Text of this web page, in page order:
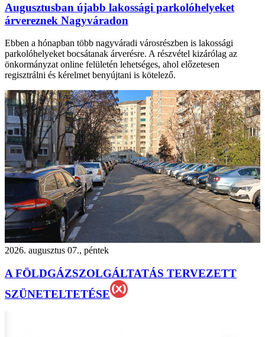
Augusztusban újabb lakossági parkolóhelyeket
árvereznek Nagyváradon
Ebben a hónapban több nagyváradi városrészben is lakossági
parkolóhelyeket bocsátanak árverésre. A részvétel kizárólag az
önkormányzat online felületén lehetséges, ahol előzetesen
regisztrálni és kérelmet benyújtani is kötelező.
2026. augusztus 07., péntek
A FÖLDGÁZSZOLGÁLTATÁS TERVEZETT
SZÜNETELTETÉSE